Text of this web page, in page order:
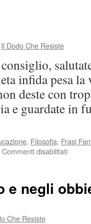
Il Dodo Che Resiste
infida pesa
deste con
e guardate in
, Filosofia, Frasi
Commenti disabilitatisu
e negli
Che Resiste